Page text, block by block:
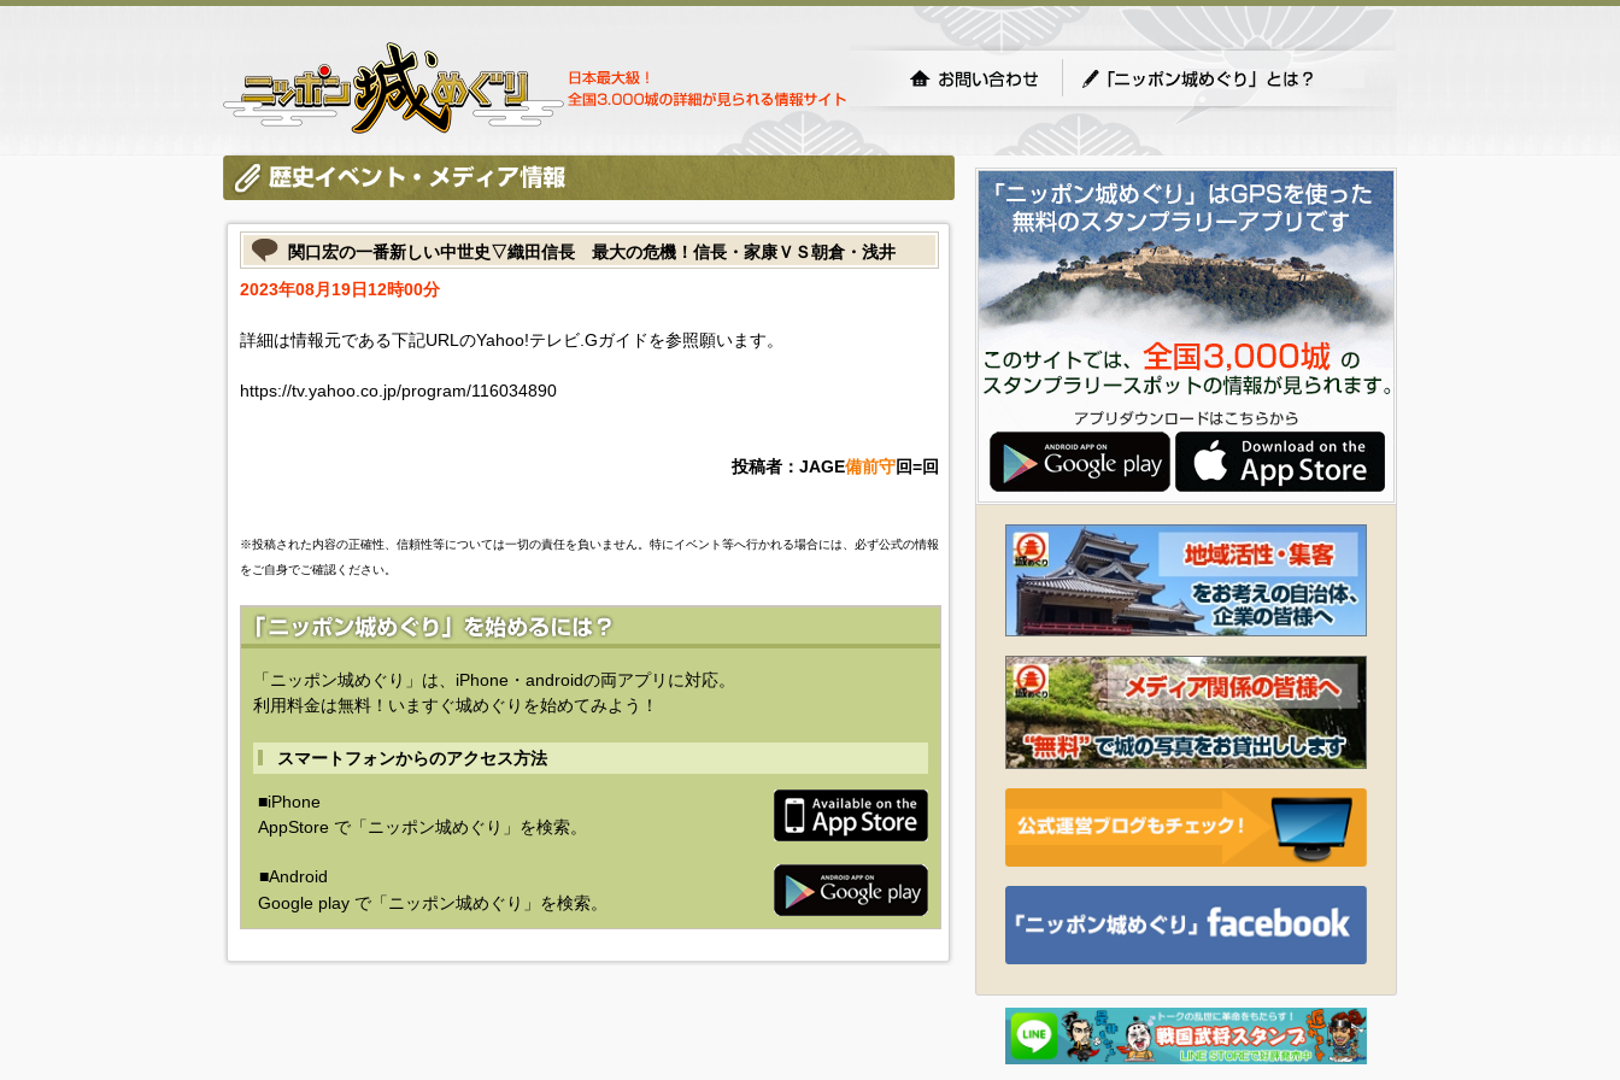
関口宏の一番新しい中世史▽織田信長 最大の危機！信長・家康ＶＳ朝倉・浅井
2023年08月19日12時00分
詳細は情報元である下記URLのYahoo!テレビ.Gガイドを参照願います。
https://tv.yahoo.co.jp/program/116034890
投稿者：JAGE備前守回=回
※投稿された内容の正確性、信頼性等については一切の責任を負いません。特にイベント等へ行かれる場合には、必ず公式の情報
をご自身でご確認ください。
「ニッポン城めぐり」は、iPhone・androidの両アプリに対応。
利用料金は無料！いますぐ城めぐりを始めてみよう！
スマートフォンからのアクセス方法
■iPhone
AppStore で「ニッポン城めぐり」を検索。
■Android
Google play で「ニッポン城めぐり」を検索。